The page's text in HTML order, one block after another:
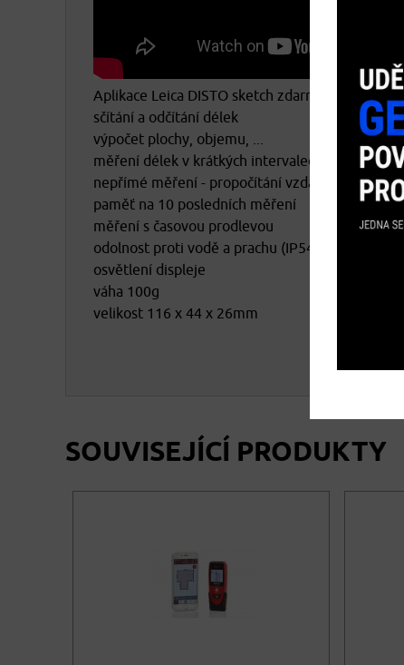
Aplikace Leica DISTO sketch zdarma
sčítání a odčítání délek
výpočet plochy, objemu, ...
měření délek v krátkých intervalech, měření
nepřímé měření - propočítání vzdálenosti
paměť na 10 posledních měření
měření s časovou prodlevou
odolnost proti vodě a prachu (IP54)
osvětlení displeje
váha 100g
velikost 116 x 44 x 26mm
osobních údajů
SOUVISEJÍCÍ PRODUKTY